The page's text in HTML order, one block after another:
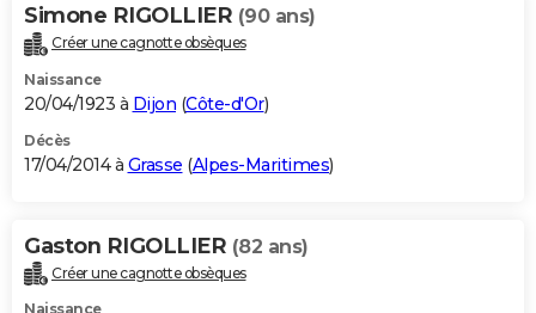
Simone RIGOLLIER (90 ans)
Créer une cagnotte obsèques
Naissance
20/04/1923 à Dijon (Côte-d'Or)
Décès
17/04/2014 à Grasse (Alpes-Maritimes)
Gaston RIGOLLIER (82 ans)
Créer une cagnotte obsèques
Naissance